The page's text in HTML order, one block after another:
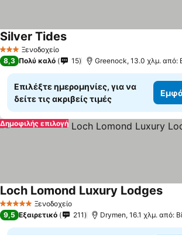
3 ΑστέριαΞενοδοχείο
Silver Tides
8,3 Πολύ καλό 15 Greenock, 13.0 χλμ. από:
Επιλέξτε ημερομηνίες, για να
δείτε τις ακριβείς τιμές
Δημοφιλής επιλογή
5 Αστέρια Ξενοδοχείο
Loch Lomond Luxury Lodges
9,5 Εξαιρετικό 211 Drymen, 16.1 χλμ. από: